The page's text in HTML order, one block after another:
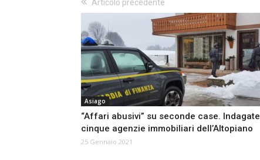
Articolo precedente
Asiago
“Affari abusivi” su seconde case. Indagate
cinque agenzie immobiliari dell’Altopiano
25 Gennaio 2021